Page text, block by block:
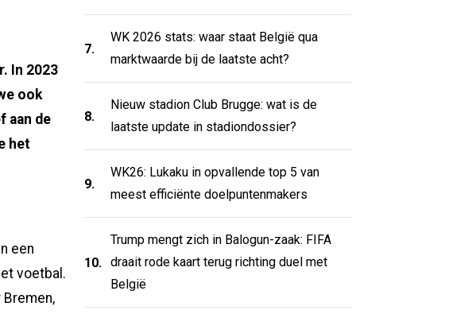
In 2023
ook
aan de
het
een
voetbal.
7.
WK 2026 stats: waar staat België qua
marktwaarde bij de laatste acht?
8.
Nieuw stadion Club Brugge: wat is de
laatste update in stadiondossier?
9.
WK26: Lukaku in opvallende top 5 van
meest efficiënte doelpuntenmakers
10.
Trump mengt zich in Balogun-zaak: FIFA
draait rode kaart terug richting duel met
België